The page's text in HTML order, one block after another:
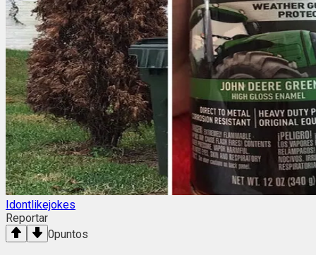
Idontlikejokes
Reportar
0puntos